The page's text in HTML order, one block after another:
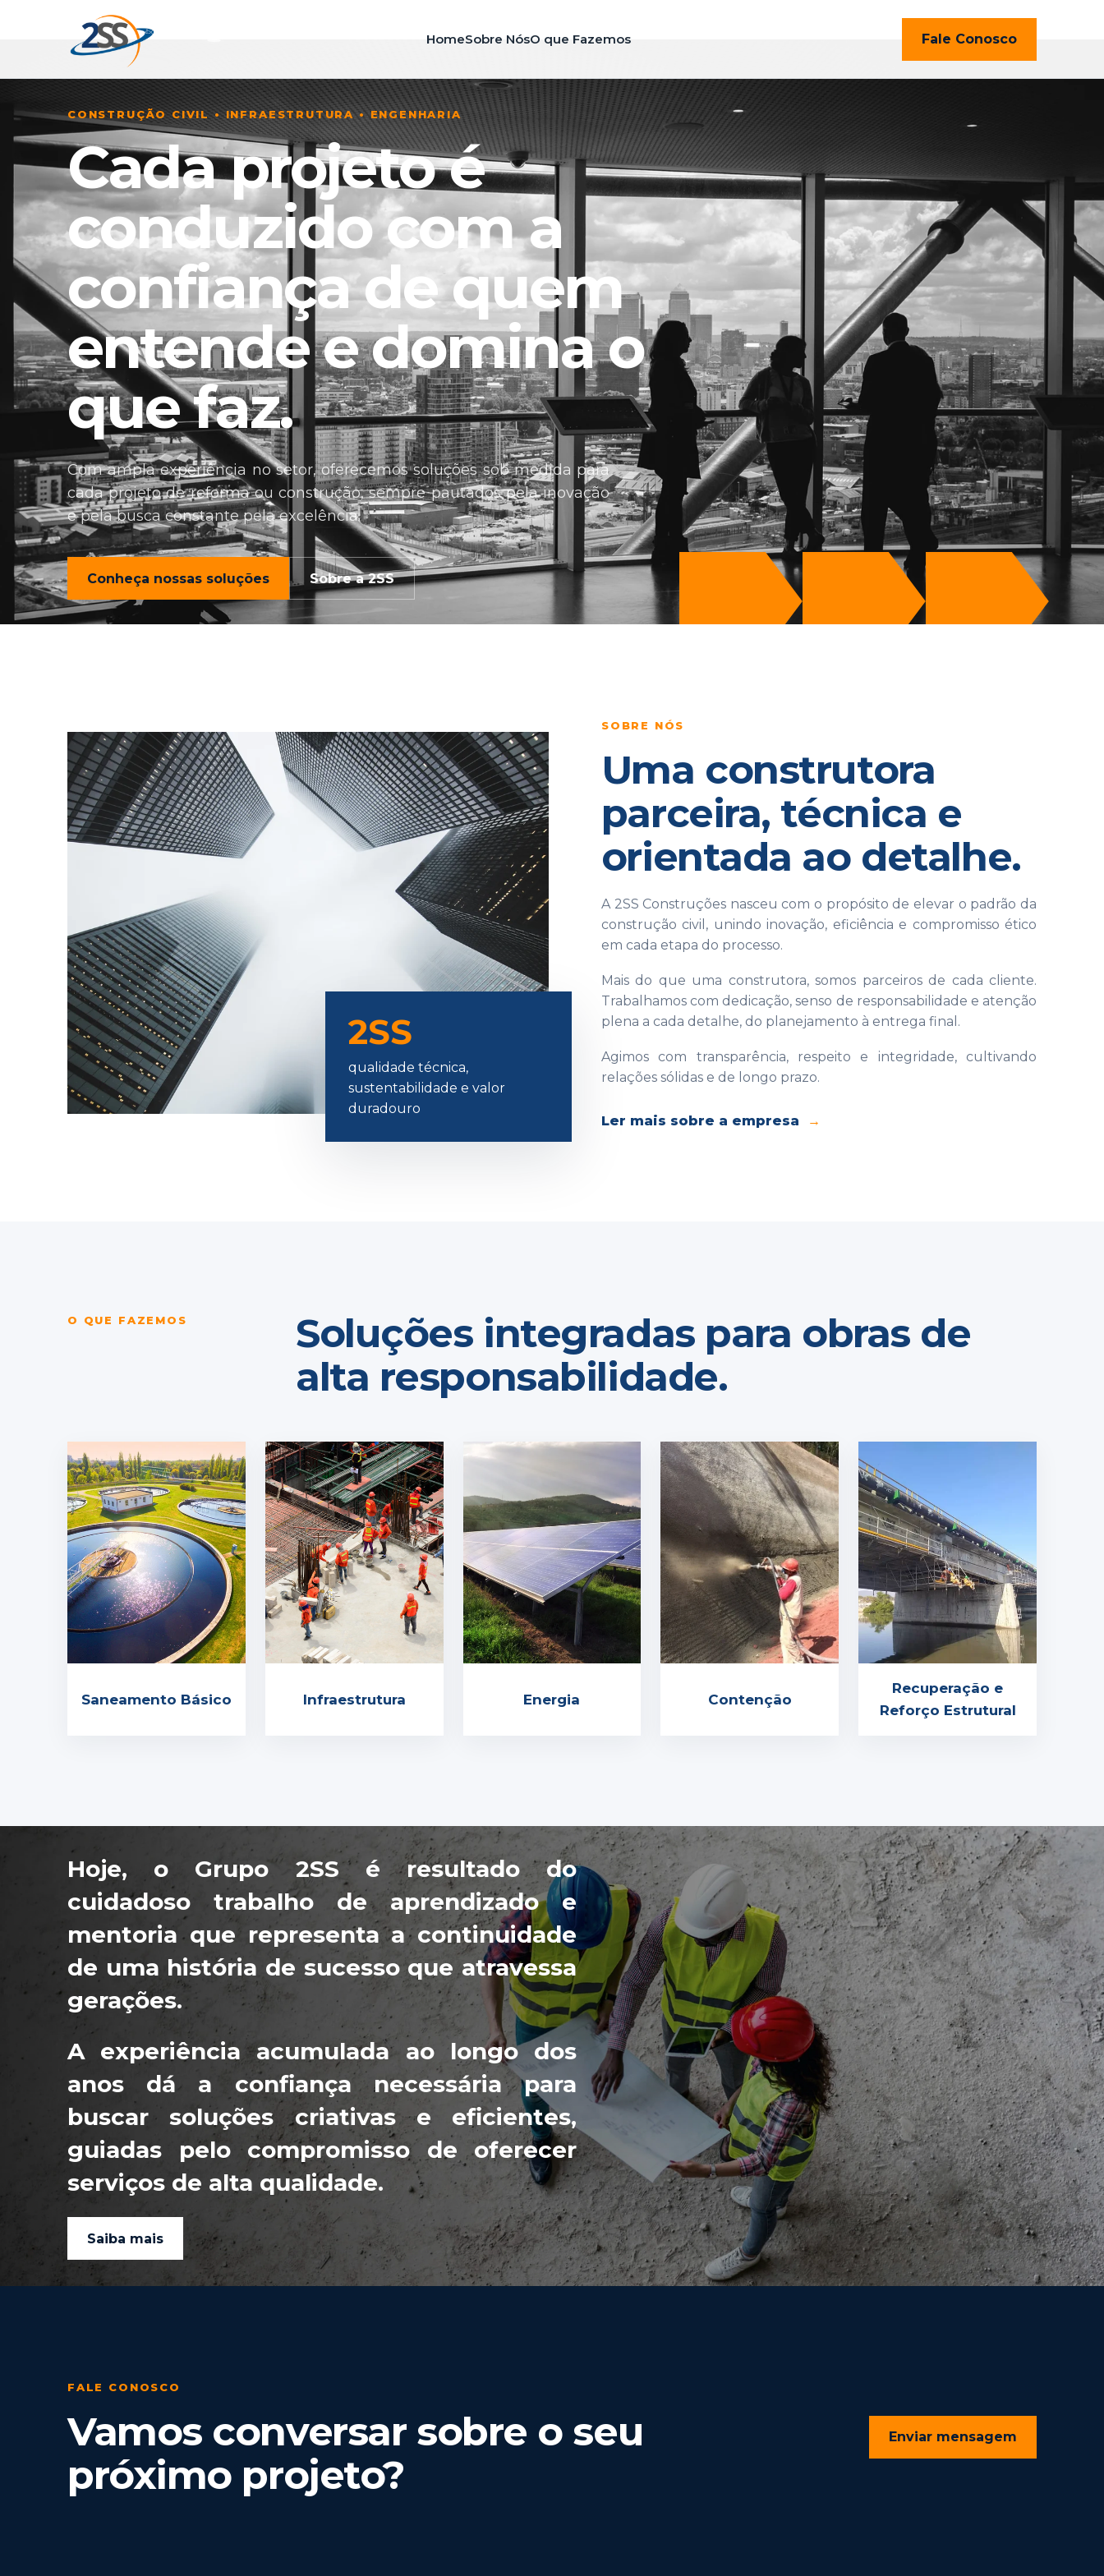
HomeSobre NósO que Fazemos Fale Conosco
CONSTRUÇÃO CIVIL • INFRAESTRUTURA • ENGENHARIA
Cada projeto é
conduzido com a
confiança de quem
entende e domina o
que faz.
Com ampla experiência no setor, oferecemos soluções sob medida para
cada projeto de reforma ou construção, sempre pautados pela inovação
e pela busca constante pela excelência.
Conheça nossas soluções Sobre a 2SS
2SS
qualidade técnica,
sustentabilidade e valor
duradouro
SOBRE NÓS
Uma construtora
parceira, técnica e
orientada ao detalhe.
A 2SS Construções nasceu com o propósito de elevar o padrão da
construção civil, unindo inovação, eficiência e compromisso ético
em cada etapa do processo.
Mais do que uma construtora, somos parceiros de cada cliente.
Trabalhamos com dedicação, senso de responsabilidade e atenção
plena a cada detalhe, do planejamento à entrega final.
Agimos com transparência, respeito e integridade, cultivando
relações sólidas e de longo prazo.
Ler mais sobre a empresa
O QUE FAZEMOS
Soluções integradas para obras de
alta responsabilidade.
Saneamento Básico Infraestrutura Energia Contenção
Recuperação e
Reforço Estrutural
Hoje, o Grupo 2SS é resultado do
cuidadoso trabalho de aprendizado e
mentoria que representa a continuidade
de uma história de sucesso que atravessa
gerações.
A experiência acumulada ao longo dos
anos dá a confiança necessária para
buscar soluções criativas e eficientes,
guiadas pelo compromisso de oferecer
serviços de alta qualidade.
Saiba mais
FALE CONOSCO
Vamos conversar sobre o seu
próximo projeto?
Enviar mensagem